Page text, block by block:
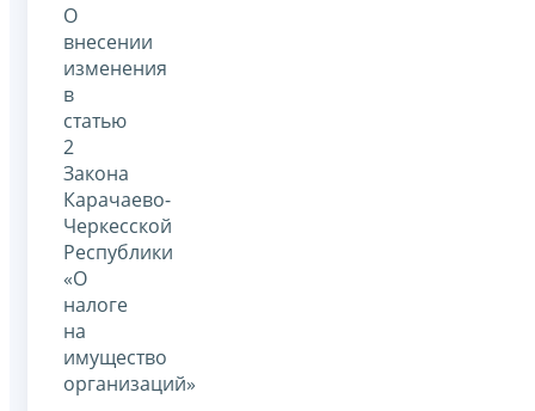
О
внесении
изменения
в
статью
2
Закона
Карачаево-
Черкесской
Республики
«О
налоге
на
имущество
организаций»